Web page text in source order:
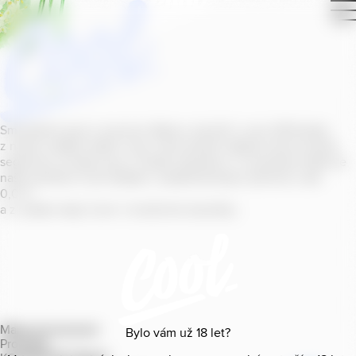
Bylo vám už 18 let?
Smícháním piva s ovocnou šťávou vytvořil v roce
z našich sládků
segmentu na bázi piva v České republice. V současné době se
naše portfolio Cool skládá z nealkoholických příchutí s alk.
0
a z nealko řady Cool+ s funkčními benefity.
Mapa provozoven
Produkty